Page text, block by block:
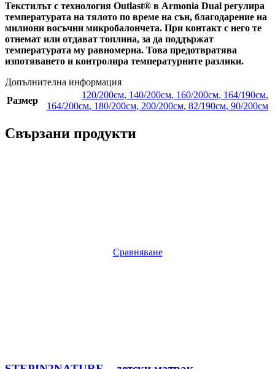
Текстилът с технология Outlast® в Armonia Dual регулира
температурата на тялото по време на сън, благодарение на
милиони восъчни микробалончета. При контакт с него те
отнемат или отдават топлина, за да поддържат
температурата му равномерна. Това предотвратява
изпотяването и контролира температурните разлики.
Допълнителна информация
Размер
120/200см, 140/200см, 160/200см, 164/190см,
164/200см, 180/200см, 200/200см, 82/190см, 90/200см
Свързани продукти
Сравняване